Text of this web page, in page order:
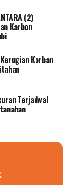
(2)
Karbon
Korban
Terjadwal